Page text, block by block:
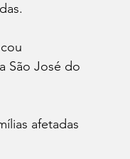
São José do
afetadas